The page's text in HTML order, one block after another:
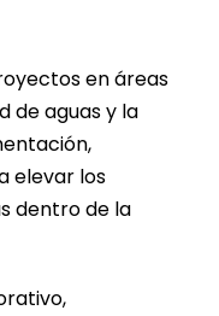
en áreas
de aguas y la
elevar los
dentro de la